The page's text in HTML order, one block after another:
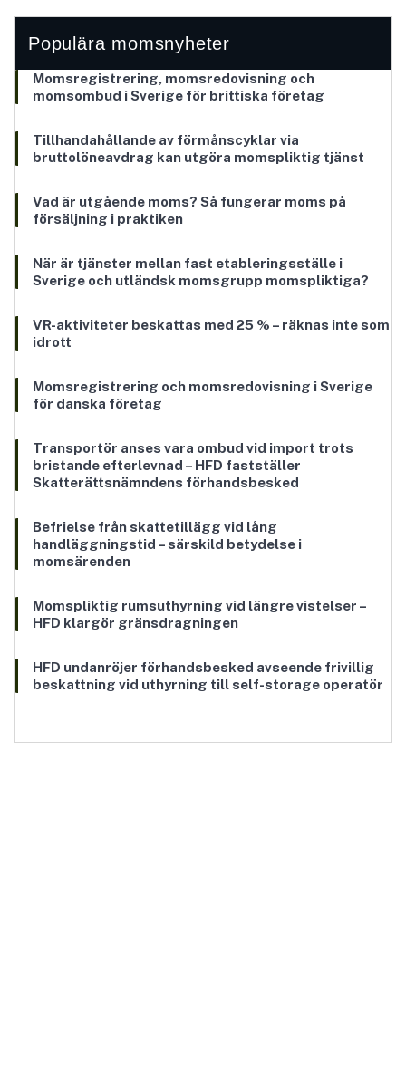
Populära momsnyheter
Momsregistrering, momsredovisning och
momsombud i Sverige för brittiska företag
Tillhandahållande av förmånscyklar via
bruttolöneavdrag kan utgöra momspliktig tjänst
Vad är utgående moms? Så fungerar moms på
försäljning i praktiken
När är tjänster mellan fast etableringsställe i
Sverige och utländsk momsgrupp momspliktiga?
VR-aktiviteter beskattas med 25 % – räknas inte som
idrott
Momsregistrering och momsredovisning i Sverige
för danska företag
Transportör anses vara ombud vid import trots
bristande efterlevnad – HFD fastställer
Skatterättsnämndens förhandsbesked
Befrielse från skattetillägg vid lång
handläggningstid – särskild betydelse i
momsärenden
Momspliktig rumsuthyrning vid längre vistelser –
HFD klargör gränsdragningen
HFD undanröjer förhandsbesked avseende frivillig
beskattning vid uthyrning till self-storage operatör